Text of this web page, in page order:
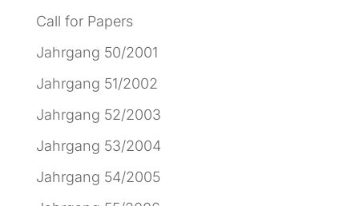
Call for Papers
Jahrgang 50/2001
Jahrgang 51/2002
Jahrgang 52/2003
Jahrgang 53/2004
Jahrgang 54/2005